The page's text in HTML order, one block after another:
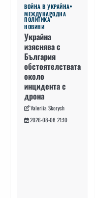
ВОЙНА В УКРАЙНА
МЕЖДУНАРОДНА
ПОЛИТИКА
НОВИНИ
Украйна
изяснява с
България
обстоятелствата
около
инцидента с
дрона
Valeriia Skorych
2026-08-08 21:10